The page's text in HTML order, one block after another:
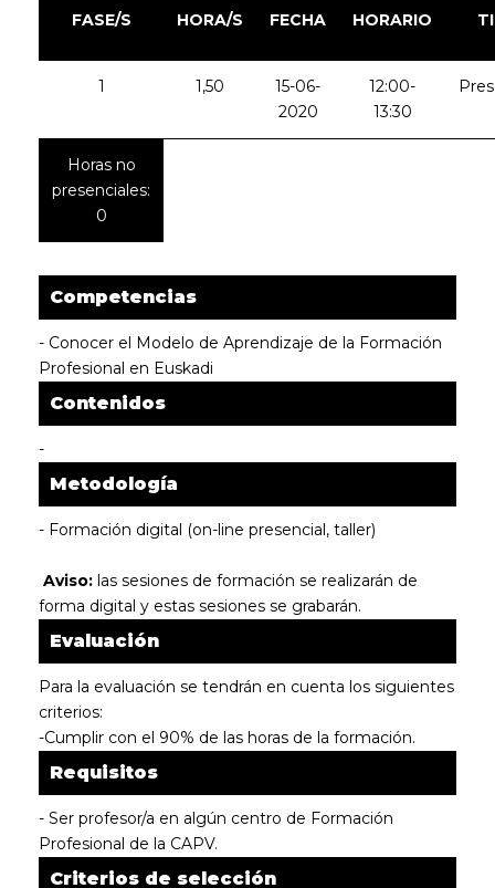
FASE/S HORA/S FECHA HORARIO
1 1,50
15-06-
2020
12:00-
13:30
Horas no
presenciales:
0
Competencias
- Conocer el Modelo de Aprendizaje de la Formación
Profesional en Euskadi
Contenidos
-
Metodología
- Formación digital (on-line presencial, taller)
Aviso: las sesiones de formación se realizarán de
forma digital y estas sesiones se grabarán.
Evaluación
Para la evaluación se tendrán en cuenta los siguientes
criterios:
-Cumplir con el 90% de las horas de la formación.
Requisitos
- Ser profesor/a en algún centro de Formación
Profesional de la CAPV.
Criterios de selección